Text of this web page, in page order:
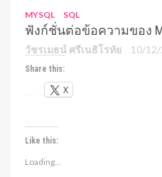
MYSQL SQL
ฟังก์ชั่นต่อข้อความของ
วัชรเมธน์ ศรีเนธิโรทัย 10/
Share this:
X
Like this:
Loading...